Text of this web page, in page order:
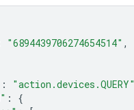
"6894439706274654514" ,
: "action.devices.QUERY"
:
{